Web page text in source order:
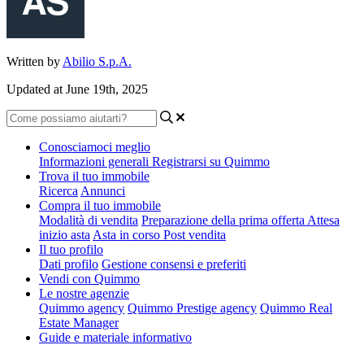
Written by Abilio S.p.A.
Updated at June 19th, 2025
Conosciamoci meglio
Informazioni generali Registrarsi su Quimmo
Trova il tuo immobile
Ricerca Annunci
Compra il tuo immobile
Modalità di vendita Preparazione della prima offerta Attesa
inizio asta Asta in corso Post vendita
Il tuo profilo
Dati profilo Gestione consensi e preferiti
Vendi con Quimmo
Le nostre agenzie
Quimmo agency Quimmo Prestige agency Quimmo Real
Estate Manager
Guide e materiale informativo